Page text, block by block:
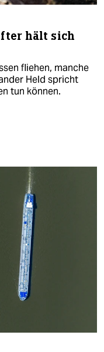
hält sich
fliehen, manche
Held spricht
tun können.